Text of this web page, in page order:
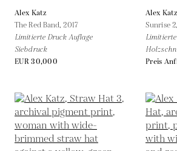
Alex Katz
The Red Band,2017
Limitierte Druck Auflage
Siebdruck
EUR 30,000
Alex Katz
Sunrise
Preis